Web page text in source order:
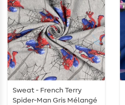
Sweat - French Terry
Spider-Man Gris Mélangé